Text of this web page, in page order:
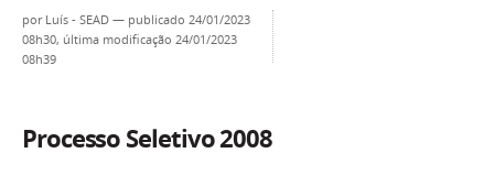
por Luís - SEAD — publicado 24/01/2023
08h30, última modificação 24/01/2023
08h39
Processo Seletivo 2008